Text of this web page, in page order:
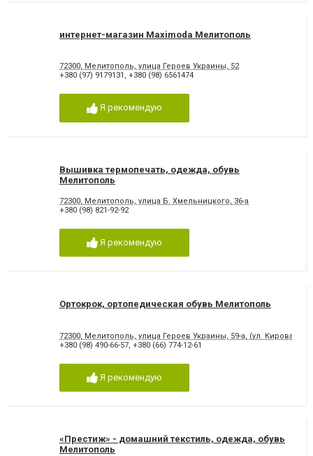
интернет-магазин Maximoda Мелитополь
72300, Мелитополь, улица Героев Украины, 52
+380 (97) 9179131 , +380 (98) 6561474
Я рекомендую
Вышивка термопечать, одежда, обувь
Мелитополь
72300, Мелитополь, улица Б. Хмельницкого, 36-а
+380 (98) 821-92-92
Я рекомендую
Ортокрок, ортопедическая обувь Мелитополь
72300, Мелитополь, улица Героев Украины, 59-а, (ул. Кирова, 52
+380 (98) 490-66-57 +380 (66) 774-12-61
Я рекомендую
«Престиж» - домашний текстиль, одежда, обувь
Мелитополь